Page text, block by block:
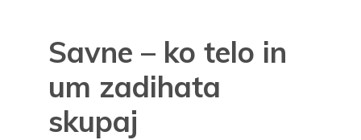
Savne – ko telo in
um zadihata
skupaj